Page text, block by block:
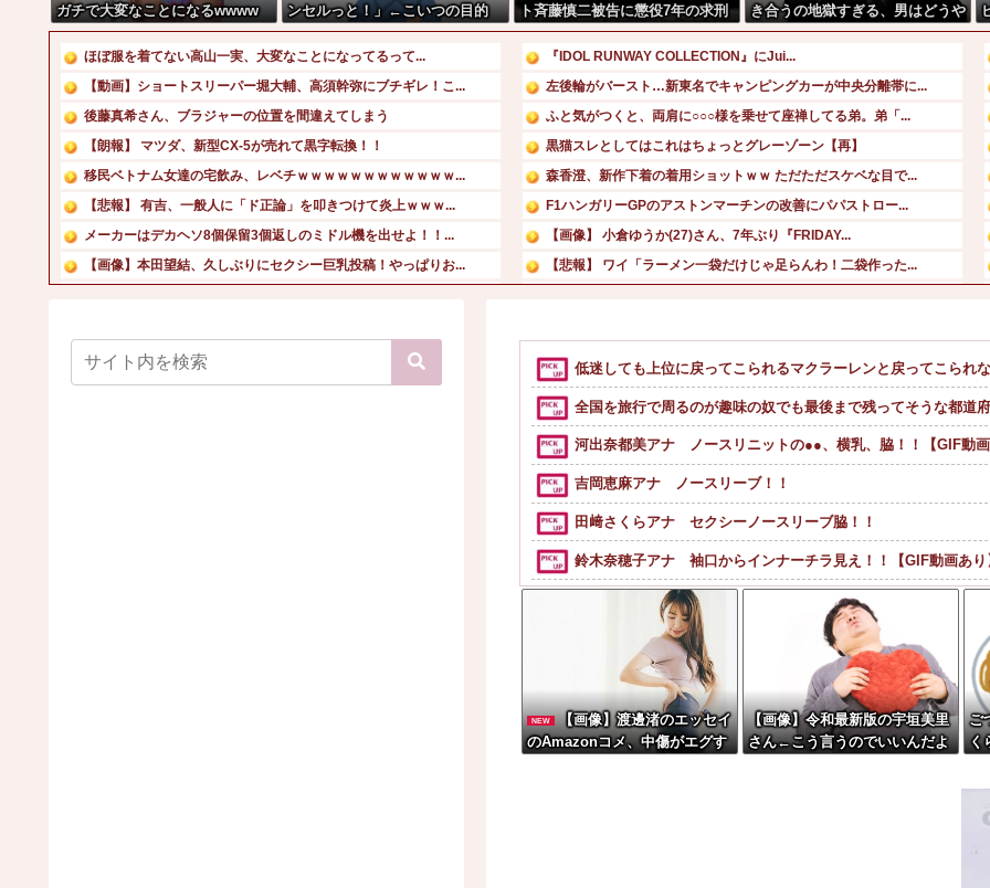
ガチで大変なことになるwwww
ンセルっと！」←こいつの目的
ト斉藤慎二被告に懲役7年の求刑
←これ…
き合うの地獄すぎる、男はどうや
って耐えてんの？」←コレは同意
せざるおえないと話題に
ほぼ服を着てない高山一実、大変なことになってるって...
【動画】ショートスリーパー堀大輔、高須幹弥にブチギレ！こ...
後藤真希さん、ブラジャーの位置を間違えてしまう
【朗報】 マツダ、新型CX-5が売れて黒字転換！！
移民ベトナム女達の宅飲み、レベチｗｗｗｗｗｗｗｗｗｗｗｗ...
【悲報】 有吉、一般人に「ド正論」を叩きつけて炎上ｗｗｗ...
メーカーはデカヘソ8個保留3個返しのミドル機を出せよ！！...
【画像】本田望結、久しぶりにセクシー巨乳投稿！やっぱりお...
【画像】元NMBアイドルさん、表情もカラダもS?X女にな...
【悲報】吉岡里帆さん、アドリブで相手役俳優の手を取りお胸...
『IDOL RUNWAY COLLECTION』にJui...
左後輪がバースト…新東名でキャンピングカーが中央分離帯に...
ふと気がつくと、両肩に○○○様を乗せて座禅してる弟。弟「...
黒猫スレとしてはこれはちょっとグレーゾーン【再】
森香澄、新作下着の着用ショットｗｗ ただただスケベな目で...
F1ハンガリーGPのアストンマーチンの改善にパパストロー...
【画像】 小倉ゆうか(27)さん、7年ぶり『FRIDAY...
【悲報】 ワイ「ラーメン一袋だけじゃ足らんわ！二袋作った...
広末涼子さんが地上波にスピード復帰できる理由、誰にも分か...
【画像】二階堂ふみ、映画の濡れ場で乳首丸出し
低迷しても上位に戻ってこられるマクラーレンと戻ってこられ
全国を旅行で周るのが趣味の奴でも最後まで残ってそうな都道
河出奈都美アナ ノースリニットの●●、横乳、脇！！【GIF動
吉岡恵麻アナ ノースリーブ！！
田﨑さくらアナ セクシーノースリーブ脇！！
鈴木奈穂子アナ 袖口からインナーチラ見え！！【GIF動画あり
【画像】チー牛が好きなコンテンツ一覧wwwwwwwwwww
【爆笑動画】ママさん「新しい洗濯機買って1発目に回した
シャウエッセン公式、またこういうのでいい丼をポスト
【驚愕】SNSで異性とやりとり《不倫》になる？→既婚男女の
女「43億円注文して………キャンセルっと！」←こいつの目的
【動画】ロシアの空挺兵、パラシュートが開かずに墜落してし
【動画】高速道路を走行中の車からリアガラスが飛んでくる事
NEW
【画像】渡邊渚のエッセイ
のAmazonコメ、中傷がエグす
【画像】令和最新版の宇垣美里
さん←こう言うのでいいんだよ
ご
く